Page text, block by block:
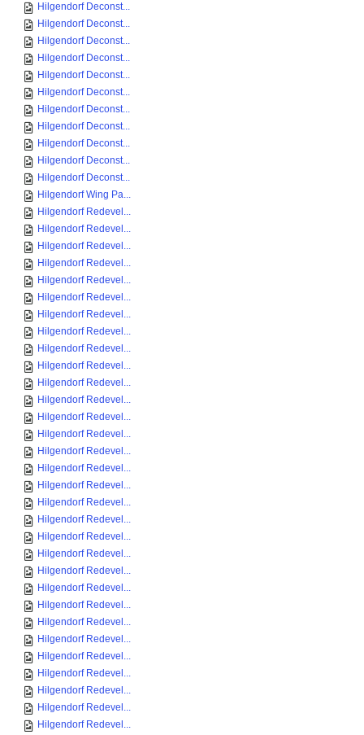
Hilgendorf Deconst...
Hilgendorf Deconst...
Hilgendorf Deconst...
Hilgendorf Deconst...
Hilgendorf Deconst...
Hilgendorf Deconst...
Hilgendorf Deconst...
Hilgendorf Deconst...
Hilgendorf Deconst...
Hilgendorf Deconst...
Hilgendorf Deconst...
Hilgendorf Wing Pa...
Hilgendorf Redevel...
Hilgendorf Redevel...
Hilgendorf Redevel...
Hilgendorf Redevel...
Hilgendorf Redevel...
Hilgendorf Redevel...
Hilgendorf Redevel...
Hilgendorf Redevel...
Hilgendorf Redevel...
Hilgendorf Redevel...
Hilgendorf Redevel...
Hilgendorf Redevel...
Hilgendorf Redevel...
Hilgendorf Redevel...
Hilgendorf Redevel...
Hilgendorf Redevel...
Hilgendorf Redevel...
Hilgendorf Redevel...
Hilgendorf Redevel...
Hilgendorf Redevel...
Hilgendorf Redevel...
Hilgendorf Redevel...
Hilgendorf Redevel...
Hilgendorf Redevel...
Hilgendorf Redevel...
Hilgendorf Redevel...
Hilgendorf Redevel...
Hilgendorf Redevel...
Hilgendorf Redevel...
Hilgendorf Redevel...
Hilgendorf Redevel...